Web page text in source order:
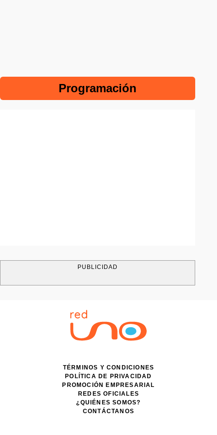
Programación
PUBLICIDAD
TÉRMINOS Y CONDICIONES
POLÍTICA DE PRIVACIDAD
PROMOCIÓN EMPRESARIAL
REDES OFICIALES
¿QUIÉNES SOMOS?
CONTÁCTANOS